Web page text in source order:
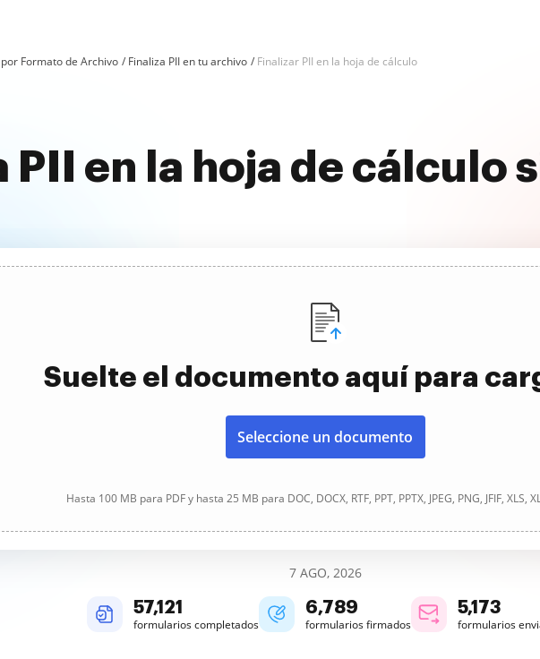
Formato de Archivo Finaliza PII en tu archivo Finalizar PII en la hoja de cálculo
PII en la hoja de cálculo
Suelte el documento aquí para
Seleccione un documento
Hasta 100 MB para PDF y hasta 25 MB para DOC, DOCX, RTF, PPT, PPTX, JPEG, PNG, JFIF, XLS,
7 AGO, 2026
57,121
formularios completados
6,789
formularios firmados
5,173
formularios